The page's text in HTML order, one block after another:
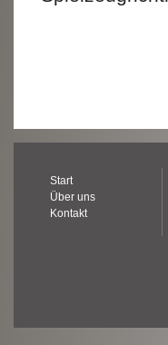
Start
Über uns
Kontakt